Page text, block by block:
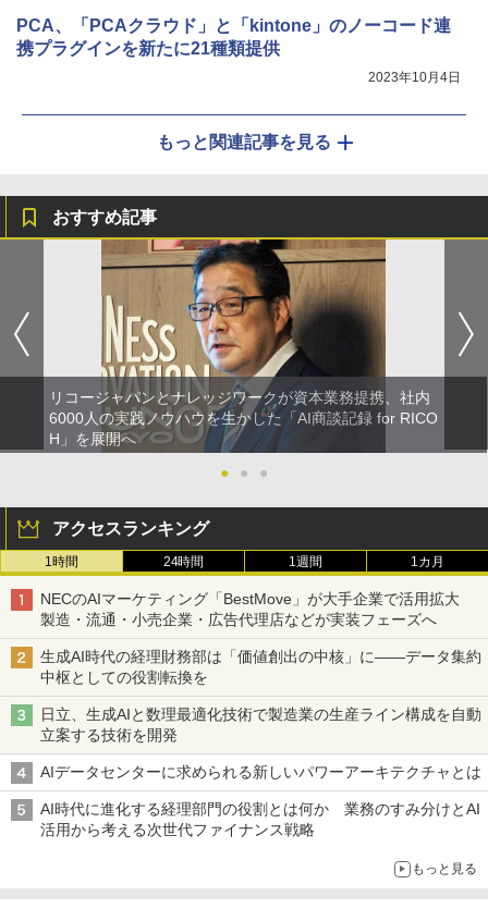
PCA、「PCAクラウド」と「kintone」のノーコード連
携プラグインを新たに21種類提供
2023年10月4日
もっと関連記事を見る
おすすめ記事
リコージャパンとナレッジワークが資本業務提携、社内
6000人の実践ノウハウを生かした「AI商談記録 for RICO
H」を展開へ
●
● ●
アクセスランキング
1時間 24時間 1週間 1カ月
NECのAIマーケティング「BestMove」が大手企業で活用拡大
製造・流通・小売企業・広告代理店などが実装フェーズへ
生成AI時代の経理財務部は「価値創出の中核」に――データ集約
中枢としての役割転換を
日立、生成AIと数理最適化技術で製造業の生産ライン構成を自動
立案する技術を開発
AIデータセンターに求められる新しいパワーアーキテクチャとは
AI時代に進化する経理部門の役割とは何か 業務のすみ分けとAI
活用から考える次世代ファイナンス戦略
もっと見る